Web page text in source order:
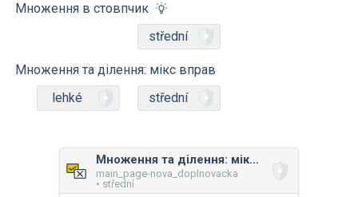
Множення в стовпчик
střední
Множення та ділення: мікс вправ
lehké
střední
Множення та ділення: мікс вправ
main_page-nova_doplnovacka
• střední